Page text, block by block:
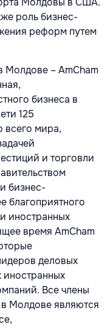
роль бизнес-
реформ путем
Молдове – AmCham
бизнеса в
125
всего мира,
и торговли
бизнес-
благоприятного
иностранных
время AmCham
деловых
Все члены
Молдове являются